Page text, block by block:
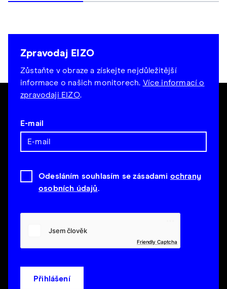
Zpravodaj EIZO
Zůstaňte v obraze a získejte nejdůležitější
informace o našich monitorech. Více informací o
zpravodaji EIZO.
E-mail
Odesláním souhlasím se zásadami ochrany
osobních údajů.
Friendly Captcha
Přihlášení